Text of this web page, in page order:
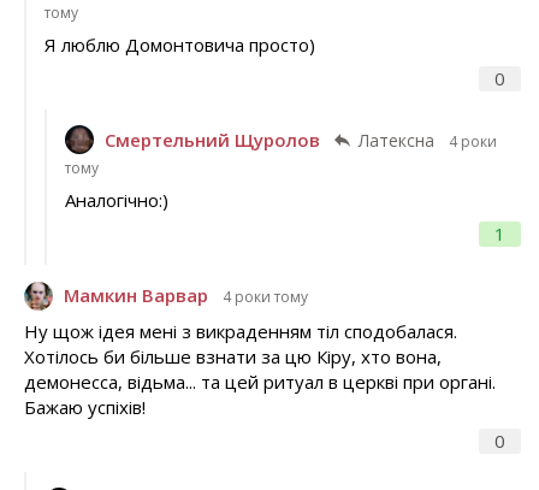
тому
0
Я люблю Домонтовича просто)
Смертельний Щуролов Латексна
4 роки
тому
1
Аналогічно:)
Мамкин Варвар 4 роки тому
0
Ну щож ідея мені з викраденням тіл сподобалася.
Хотілось би більше взнати за цю Кіру, хто вона,
демонесса, відьма... та цей ритуал в церкві при органі.
Бажаю успіхів!